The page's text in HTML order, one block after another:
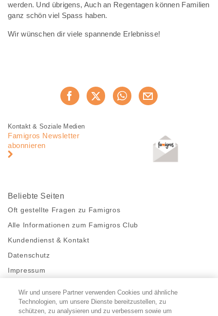
werden. Und übrigens, Auch an Regentagen können Familien
ganz schön viel Spass haben.
Wir wünschen dir viele spannende Erlebnisse!
Jetzt weiterempfehlen
Fusszeile
Fusszeile
Navigation
Kontakt & Soziale Medien
Famigros Newsletter
abonnieren
Beliebte Seiten
Oft gestellte Fragen zu Famigros
Alle Informationen zum Famigros Club
Kundendienst & Kontakt
Datenschutz
Impressum
Bleibe mit uns in Kontakt
Facebook
https://twitter.com/migros
https://www.youtube.com/user/
PinterestInstagram
Wir und unsere Partner verwenden Cookies und ähnliche
Technologien, um unsere Dienste bereitzustellen, zu
schützen, zu analysieren und zu verbessern sowie um